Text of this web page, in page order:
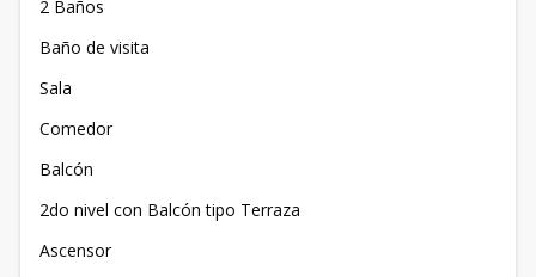
2 Baños
Baño de visita
Sala
Comedor
Balcón
2do nivel con Balcón tipo Terraza
Ascensor